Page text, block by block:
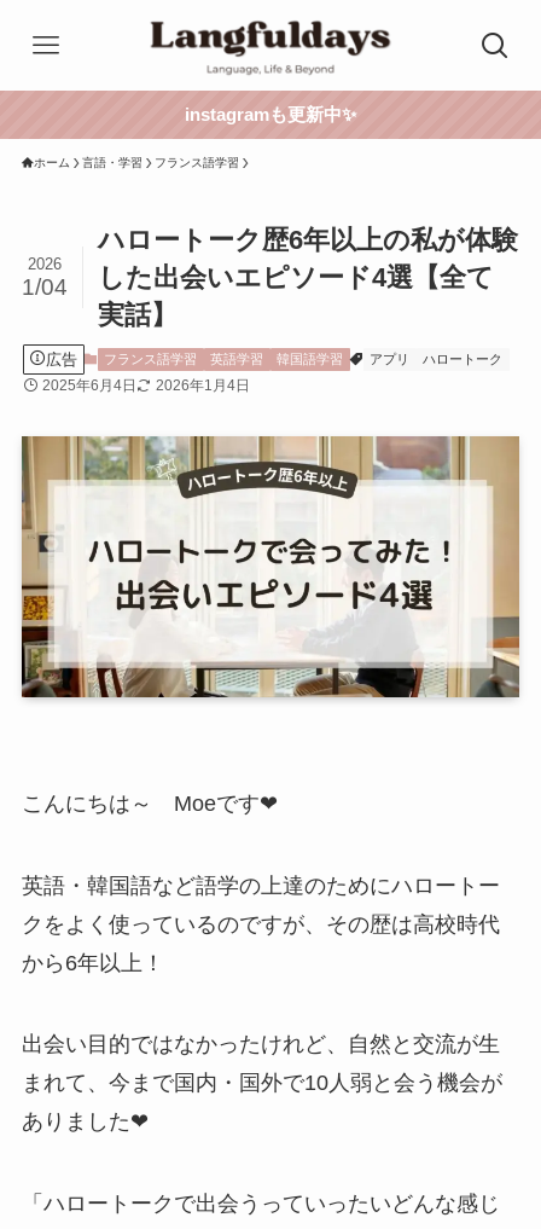
instagramも更新中✨
ホーム 言語・学習 フランス語学習
ハロートーク歴6年以上の私が体験
した出会いエピソード4選【全て
実話】
2026
1/04
広告 フランス語学習 英語学習 韓国語学習 アプリ ハロートーク
2025年6月4日 2026年1月4日
こんにちは～ Moeです❤
英語・韓国語など語学の上達のためにハロートー
クをよく使っているのですが、その歴は高校時代
から6年以上！
出会い目的ではなかったけれど、自然と交流が生
まれて、今まで国内・国外で10人弱と会う機会が
ありました❤
「ハロートークで出会うっていったいどんな感じ